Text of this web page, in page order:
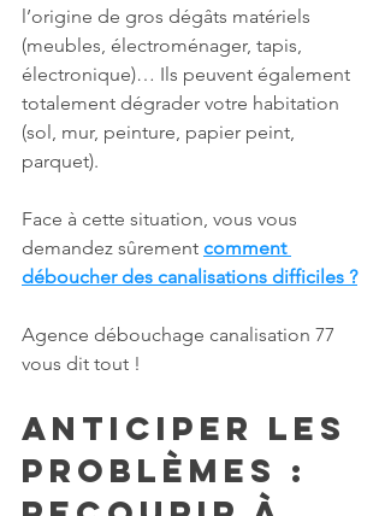
l’origine de gros dégâts matériels
(meubles, électroménager, tapis,
électronique)… Ils peuvent également
totalement dégrader votre habitation
(sol, mur, peinture, papier peint,
parquet).
Face à cette situation, vous vous
demandez sûrement comment
déboucher des canalisations difficiles ?
Agence débouchage canalisation 77
vous dit tout !
Anticiper les
problèmes :